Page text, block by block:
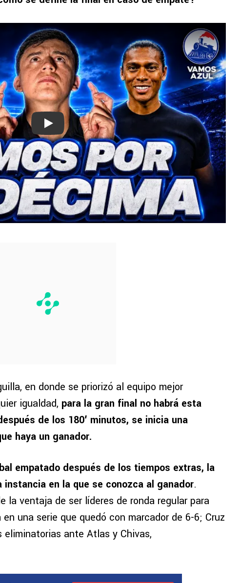
Play
en donde se priorizó al equipo mejor
igualdad, para la gran final no habrá esta
de los 180′ minutos, se inicia una
haya un ganador.
empatado después de los tiempos extras, la
en la que se conozca al ganador.
la ventaja de ser líderes de ronda regular para
una serie que quedó con marcador de 6-6; Cruz
eliminatorias ante Atlas y Chivas,